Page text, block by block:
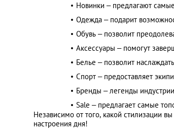
Новинки – предлагают
Одежда – подарит
Обувь – позволит
Аксессуары – помогут
Белье – позволит
Спорт – предоставляет
Бренды – легенды
Sale – предлагает самые
Независимо от того, какой стилизации
настроения дня!